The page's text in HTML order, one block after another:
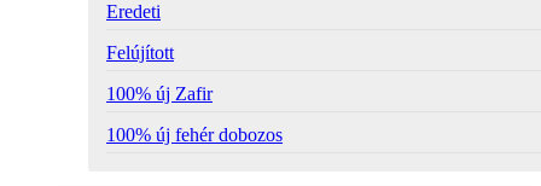
Eredeti
Felújított
100% új Zafir
100% új fehér dobozos